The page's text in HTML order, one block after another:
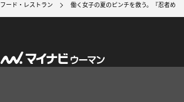
フード・レストラン 働く女子の夏のピンチを救う。『忍者め